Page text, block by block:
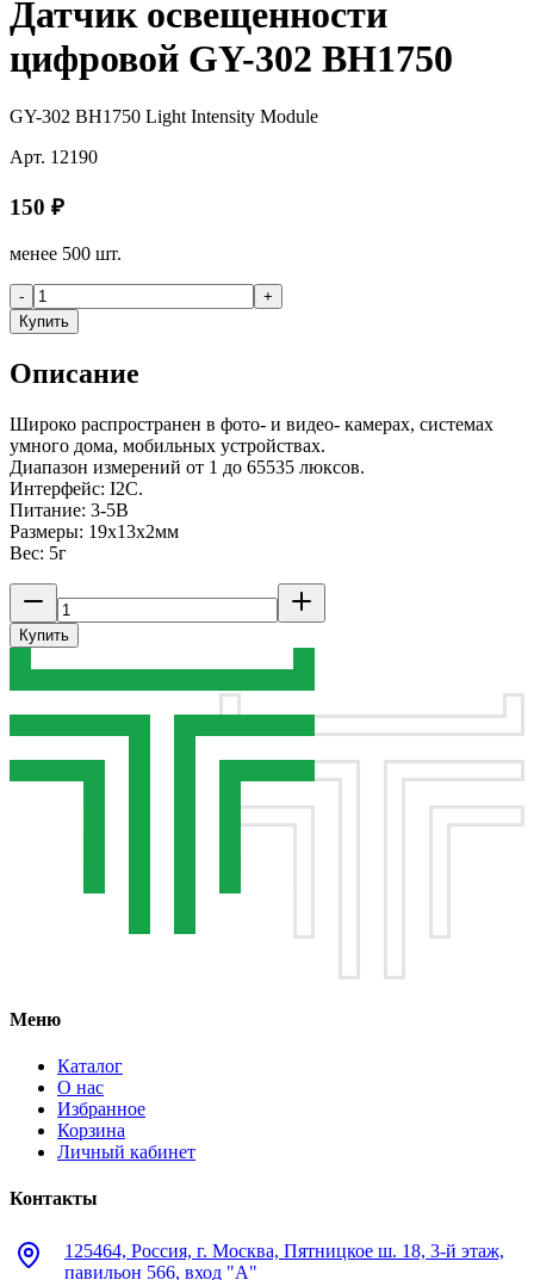
Датчик освещенности
цифровой GY-302 BH1750
GY-302 BH1750 Light Intensity Module
Арт. 12190
150 ₽
менее 500 шт.
-
+
Купить
Описание
Широко распространен в фото- и видео- камерах, системах
умного дома, мобильных устройствах.
Диапазон измерений от 1 до 65535 люксов.
Интерфейс: I2C.
Питание: 3-5В
Размеры: 19х13х2мм
Вес: 5г
Купить
Меню
Каталог
О нас
Избранное
Корзина
Личный кабинет
Контакты
125464, Россия, г. Москва, Пятницкое ш. 18, 3-й этаж,
павильон 566, вход "А"